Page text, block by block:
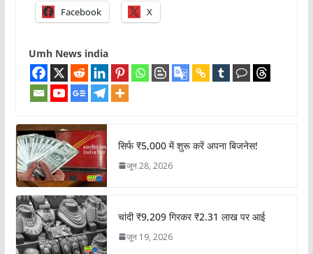
Facebook X
Umh News india
सिर्फ ₹5,000 में शुरू करें अपना बिजनेस!
जून 28, 2026
चांदी ₹9,209 गिरकर ₹2.31 लाख पर आई
जून 19, 2026